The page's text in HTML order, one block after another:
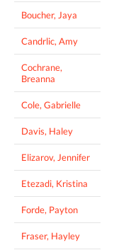
Boucher, Jaya
Candrlic, Amy
Cochrane,
Breanna
Cole, Gabrielle
Davis, Haley
Elizarov, Jennifer
Etezadi, Kristina
Forde, Payton
Fraser, Hayley